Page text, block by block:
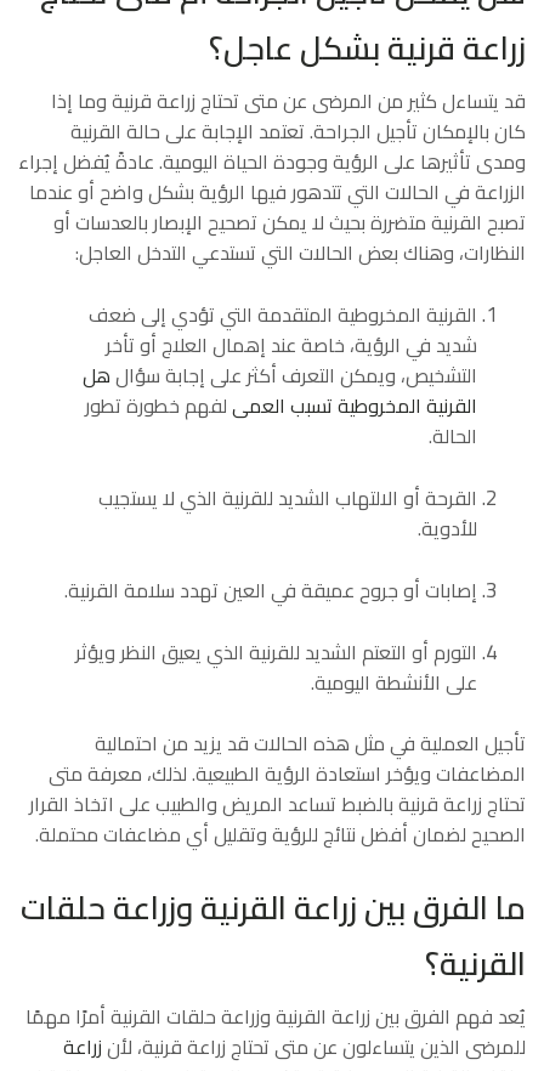
زراعة قرنية بشكل عاجل؟
قد يتساءل كثير من المرضى عن متى تحتاج زراعة قرنية وما إذا
كان بالإمكان تأجيل الجراحة. تعتمد الإجابة على حالة القرنية
ومدى تأثيرها على الرؤية وجودة الحياة اليومية. عادةً يُفضل إجراء
الزراعة في الحالات التي تتدهور فيها الرؤية بشكل واضح أو عندما
تصبح القرنية متضررة بحيث لا يمكن تصحيح الإبصار بالعدسات أو
النظارات، وهناك بعض الحالات التي تستدعي التدخل العاجل:
القرنية المخروطية المتقدمة التي تؤدي إلى ضعف
شديد في الرؤية، خاصة عند إهمال العلاج أو تأخر
التشخيص، ويمكن التعرف أكثر على إجابة سؤالهل
القرنية المخروطية تسبب العمىلفهم خطورة تطور
الحالة.
القرحة أو الالتهاب الشديد للقرنية الذي لا يستجيب
للأدوية.
إصابات أو جروح عميقة في العين تهدد سلامة القرنية.
التورم أو التعتم الشديد للقرنية الذي يعيق النظر ويؤثر
على الأنشطة اليومية.
تأجيل العملية في مثل هذه الحالات قد يزيد من احتمالية
المضاعفات ويؤخر استعادة الرؤية الطبيعية. لذلك، معرفة متى
تحتاج زراعة قرنية بالضبط تساعد المريض والطبيب على اتخاذ القرار
الصحيح لضمان أفضل نتائج للرؤية وتقليل أي مضاعفات محتملة.
ما الفرق بين زراعة القرنية وزراعة حلقات
القرنية؟
يُعد فهم الفرق بين زراعة القرنية وزراعة حلقات القرنية أمرًا مهمًا
للمرضى الذين يتساءلون عن متى تحتاج زراعة قرنية، لأنزراعة